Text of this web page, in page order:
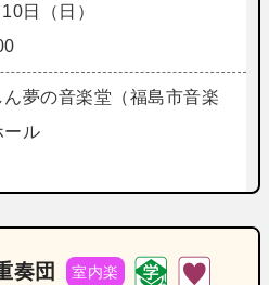
日（日）
ん夢の音楽堂（福島市音楽
ール
奏団 室内楽